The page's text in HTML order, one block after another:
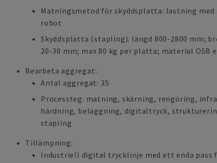
Matningsmetod för skyddsplatta: lastning
robot
Skyddsplatta (stapling): längd 800-2800 mm;
20-30 mm; max 80 kg per platta; material OSB
Bearbeta aggregat:
Antal aggregat: 35
Processteg: matning, skärning, rengöring,
härdning, beläggning, digitaltryck,
stapling
Tillämpning:
Industriell digital trycklinje med ett enda pass